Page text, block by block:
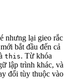
nhưng lại gieo rắc
bắt đầu đến cả
this. Từ khóa
lập trình khác, và
đổi tùy thuộc vào